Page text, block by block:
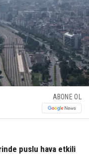
ABONE OL
puslu hava etkili